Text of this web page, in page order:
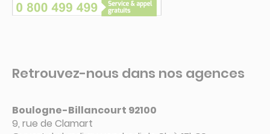
Retrouvez-nous dans nos agences
Boulogne-Billancourt 92100
9, rue de Clamart